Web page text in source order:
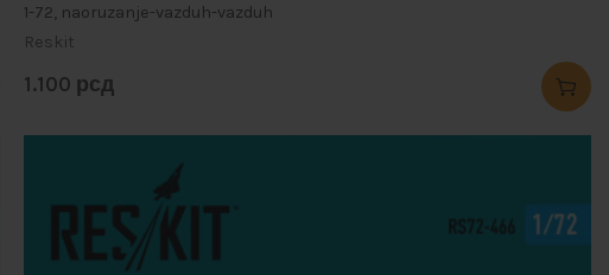
1-72, naoruzanje-vazduh-vazduh
Reskit
1.100 рсд